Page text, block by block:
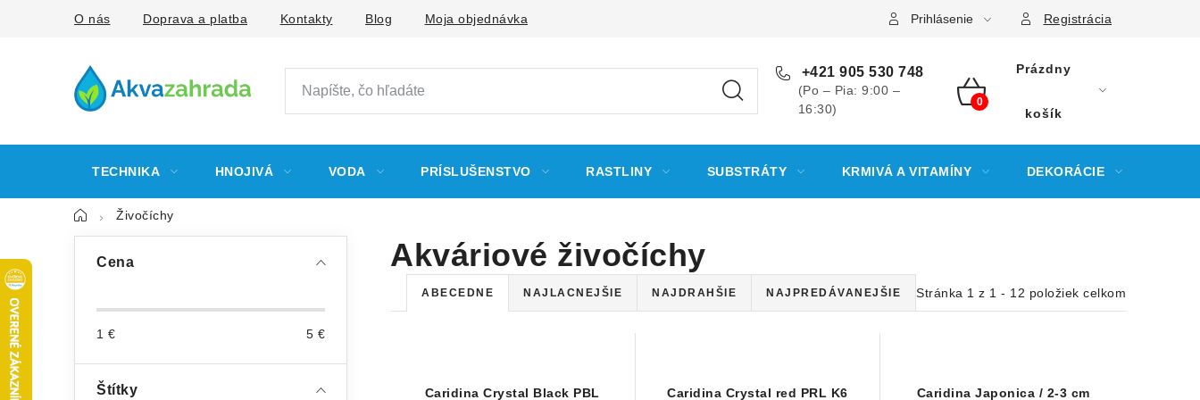
O nás Doprava a platba Kontakty Blog Moja objednávka Prihlásenie Registrácia
+421 905 530 748
(Po – Pia: 9:00 –
16:30)
NÁKUPNÝ
Prázdny
košík
TECHNIKA HNOJIVÁ VODA PRÍSLUŠENSTVO RASTLINY SUBSTRÁTY KRMIVÁ A VITAMÍNY DEKORÁCIE
DomovŽivočíchy
Cena
1 € 5 €
Štítky
Akváriové živočíchy
Stránka 1 z 1 - 12 položiek celkom
R
ABECEDNE NAJLACNEJŠIE NAJDRAHŠIE NAJPREDÁVANEJŠIE
Caridina Crystal Black PBL Caridina Crystal red PRL K6 Caridina Japonica / 2-3 cm